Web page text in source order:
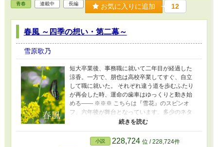
青春 連載中 長編 お気に入りに追加 12
春風 ～四季の想い・第二幕～
雪原歌乃
短大卒業後、事務職に就いて二年目が経過した
涼香。一方で、朋也は高校卒業してすぐ、自立
して職に就いた。 それぞれ違う道を歩むふたり
が再会した時、運命の歯車はゆっくりと動き始
める―― ※※※ こちらは『雪花』のスピンオ
フ、六年後が舞台となっています。多少のネタ
バレを含みますので、先に『雪花』を読まれる
ことを推奨します。特に気にならない方は、こ
ちらから読んで頂いても構いません。
小説 228,724 位 / 228,724件